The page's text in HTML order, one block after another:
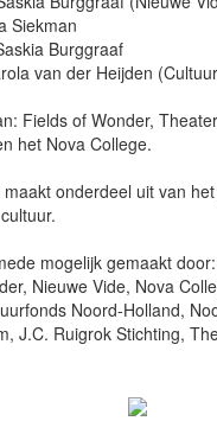
Siekman
Burggraaf
van der Heijden
Fields of Wonder,
het Nova College.
maakt onderdeel uit van
mogelijk gemaakt
Nieuwe Vide, Nova
Noord-Holland,
J.C. Ruigrok Stichting,